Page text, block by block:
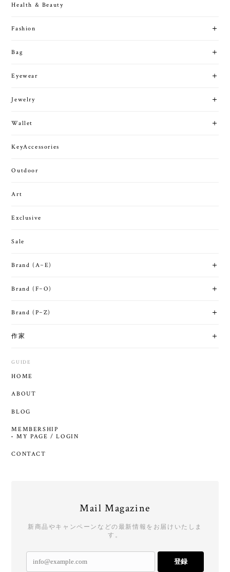
Health & Beauty
Fashion
Bag
Eyewear
Jewelry
Wallet
KeyAccessories
Outdoor
Art
Exclusive
Sale
Brand (A~E)
Brand (F~O)
Brand (P~Z)
作家
GUIDE
HOME
ABOUT
BLOG
MEMBERSHIP
MY PAGE / LOGIN
CONTACT
Mail Magazine
新商品やキャンペーンなどの最新情報をお届けいたしま
す。
登録